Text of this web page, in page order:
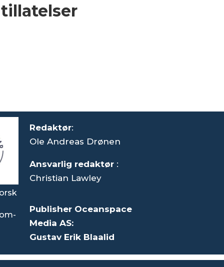
Redaktør:
Ole Andreas Drønen
Ansvarlig redaktør :
Christian Lawley
Publisher Oceanspace
Media AS:
Gustav Erik Blaalid